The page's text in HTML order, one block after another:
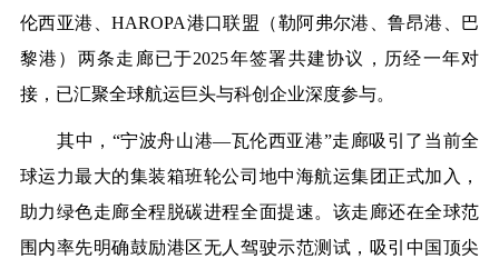
伦西亚港、HAROPA港口联盟（勒阿弗尔港、鲁昂港、巴
黎港）两条走廊已于2025年签署共建协议，历经一年对
接，已汇聚全球航运巨头与科创企业深度参与。
其中，“宁波舟山港—瓦伦西亚港”走廊吸引了当前全
球运力最大的集装箱班轮公司地中海航运集团正式加入，
助力绿色走廊全程脱碳进程全面提速。该走廊还在全球范
围内率先明确鼓励港区无人驾驶示范测试，吸引中国顶尖